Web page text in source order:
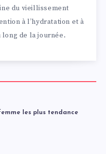
du vieillissement
à l’hydratation et à
long de la journée.
les plus tendance